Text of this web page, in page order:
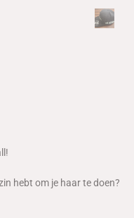
hebt om je haar te doen?